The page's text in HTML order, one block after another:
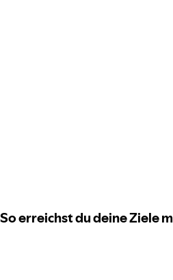
So erreichst du deine Ziele